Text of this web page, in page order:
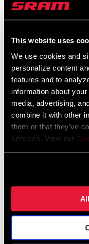
This website uses
We use cookies and
personalize content
features and to
information about
media, advertising,
combine it with other
them or that they’ve
services. View our
HARDWARE
WEIGHT BASED
ON
pair
Garantía SRAM y ZIPP
604 kb
Vídeos
Mostrar todos los